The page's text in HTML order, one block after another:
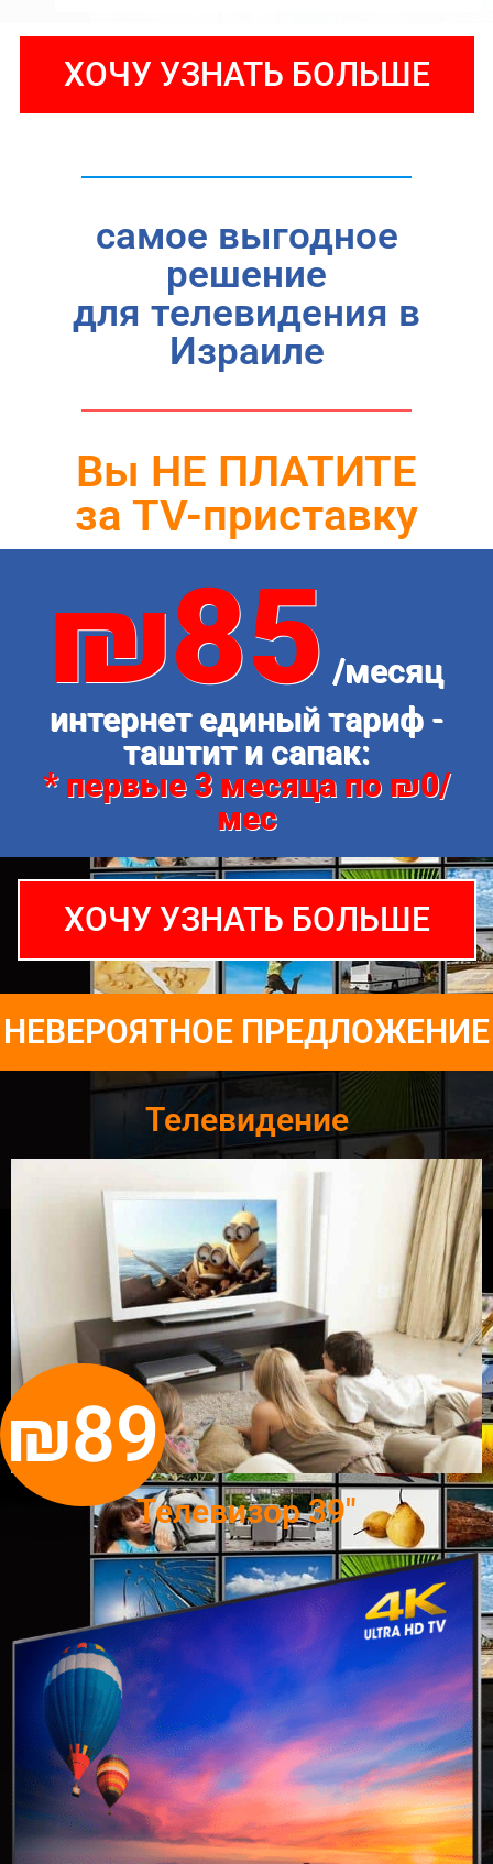
ХОЧУ УЗНАТЬ БОЛЬШЕ
самое выгодное
решение
для телевидения в
Израиле
Вы НЕ ПЛАТИТЕ
за TV-приставку
₪85 /месяц
интернет единый тариф -
таштит и сапак:
* первые 3 месяца по ₪0/
мес
ХОЧУ УЗНАТЬ БОЛЬШЕ
НЕВЕРОЯТНОЕ ПРЕДЛОЖЕНИЕ
₪89
Телевидение
Телевизор 39"